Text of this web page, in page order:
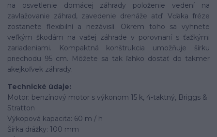
na osvetlenie domácej záhrady položenie vedení na
zavlažovanie záhrad, zavedenie drenáže atď. Vďaka fréze
zostanete flexibilní a nezávislí. Okrem toho sa vyhnete
veľkým škodám na vašej záhrade v porovnaní s ťažkými
zariadeniami. Kompaktná konštrukcia umožňuje šírku
priechodu 95 cm. Môžete sa tak ľahko dostať do takmer
akejkoľvek záhrady.
Technické údaje:
Motor: benzínový motor s výkonom 15 k, 4-taktný, Briggs &
Stratton
Výkopová kapacita: 60 m / h
Šírka drážky: 100 mm